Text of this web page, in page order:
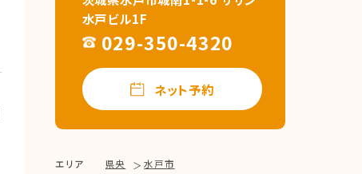
水戸ビル1F
029-350-4320
ネット予約
エリア 県央 水戸市